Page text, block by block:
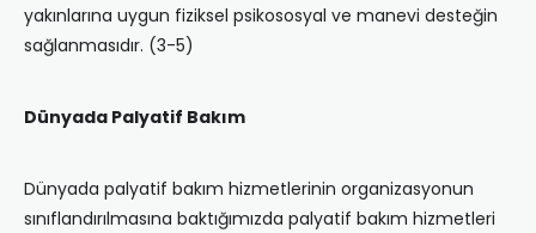
yakınlarına uygun fiziksel psikososyal ve manevi desteğin
sağlanmasıdır. (3-5)
Dünyada Palyatif Bakım
Dünyada palyatif bakım hizmetlerinin organizasyonun
sınıflandırılmasına baktığımızda palyatif bakım hizmetleri